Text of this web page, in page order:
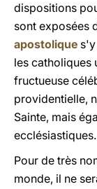
dispositions
sont exposées
apostolique
les catholiques
fructueuse
providentielle,
Sainte, mais
ecclésiastiques.
Pour de très
monde, il ne